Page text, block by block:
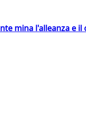
mina l'alleanza e il